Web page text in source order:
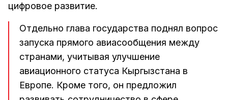
цифровое развитие.
Отдельно глава государства поднял вопрос
запуска прямого авиасообщения между
странами, учитывая улучшение
авиационного статуса Кыргызстана в
Европе. Кроме того, он предложил